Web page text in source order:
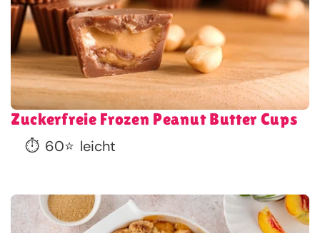
Zuckerfreie Frozen Peanut Butter Cups
⏱️ 60⭐ leicht